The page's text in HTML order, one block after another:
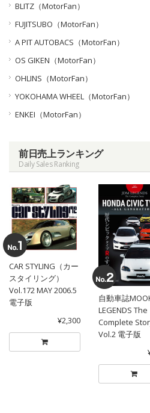
BLITZ（MotorFan）
FUJITSUBO（MotorFan）
A PIT AUTOBACS（MotorFan）
OS GIKEN（MotorFan）
OHLINS（MotorFan）
YOKOHAMA WHEEL（MotorFan）
ENKEI（MotorFan）
前日売上ランキング
Daily Sales Ranking
CAR STYLING（カー
スタイリング）
Vol.172 MAY 2006.5
電子版
¥2,300
自動車誌
LEGENDS The
Complete
Vol.2 電子版